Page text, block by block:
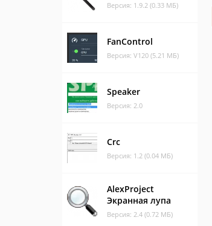
Версия: 1.9.2 (0.33 МБ)
FanControl
Версия: V120 (5.21 МБ)
Speaker
Версия: 2.0
Crc
Версия: 1.2 (0.04 МБ)
AlexProject
Экранная лупа
Версия: 2.4 (0.72 МБ)